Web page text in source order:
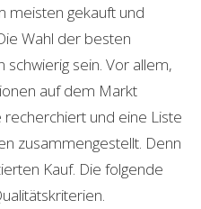
meisten gekauft und
Wahl der besten
schwierig sein. Vor allem,
auf dem Markt
recherchiert und eine Liste
zusammengestellt. Denn
Kauf. Die folgende